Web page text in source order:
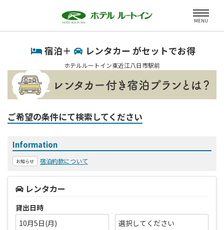
MENU
宿泊＋ レンタカー がセットでお得
ホテルルートイン東近江八日市駅前
ご希望の条件にて検索してください
Information
お知らせ 宿泊約款について
レンタカー
貸出日時
10月5日(月)